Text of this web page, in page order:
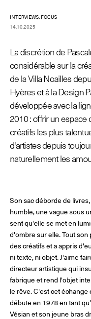
INTERVIEWS, FOCUS
14.10.2025
La discrétion de
considérable sur la
de la Villa Noailles
Hyères et à la Design
développée avec la
2010 : offrir un espace
créatifs les plus
d'artistes depuis
naturellement les
Son sac déborde de
humble, une vague sous
sent qu'elle se met en
d'ombre sur elle. Tout son
des créatifs et a appris
ni texte, ni objet. J'aime
directeur artistique qui
fabrique et rend l'objet
le rêve. C'est cet échange
débute en 1978 en tant
Vésian et son jeune bras
2027 est en ligne !
SPHERE - Paris Fashion
Magazine - Insider
Podcast Catwalk Calling
Les Maisons
© Line Brusegan
Revisionner la Haute
Le Calendrier Définitif de
2026-2027 est en ligne !
Les événements Haute
Haute Joaillerie
Les Maisons de Haute
Prochaines saisons et
Magazine - Insider